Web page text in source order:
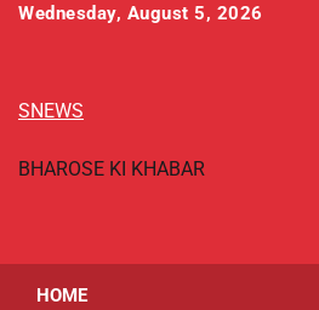
SkipWednesday, August 5, 2026
SNEWS
BHAROSE KI KHABAR
HOME